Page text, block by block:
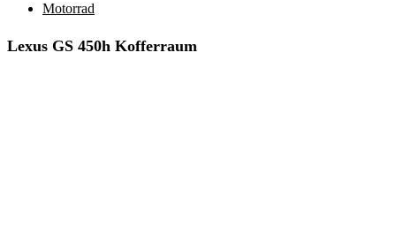
Motorrad
Lexus GS 450h Kofferraum